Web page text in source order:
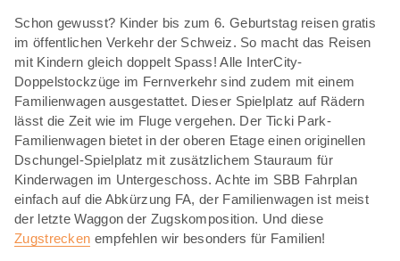
Schon gewusst? Kinder bis zum 6. Geburtstag reisen gratis
im öffentlichen Verkehr der Schweiz. So macht das Reisen
mit Kindern gleich doppelt Spass! Alle InterCity-
Doppelstockzüge im Fernverkehr sind zudem mit einem
Familienwagen ausgestattet. Dieser Spielplatz auf Rädern
lässt die Zeit wie im Fluge vergehen. Der Ticki Park-
Familienwagen bietet in der oberen Etage einen originellen
Dschungel-Spielplatz mit zusätzlichem Stauraum für
Kinderwagen im Untergeschoss. Achte im SBB Fahrplan
einfach auf die Abkürzung FA, der Familienwagen ist meist
der letzte Waggon der Zugskomposition. Und diese
Zugstrecken empfehlen wir besonders für Familien!